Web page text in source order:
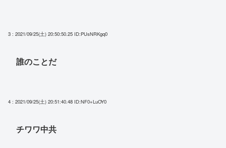
3 : 2021/09/25(土) 20:50:50.25 ID:PUsNRKgq0
誰のことだ
4 : 2021/09/25(土) 20:51:40.48 ID:NF0+LuOY0
チワワ中共